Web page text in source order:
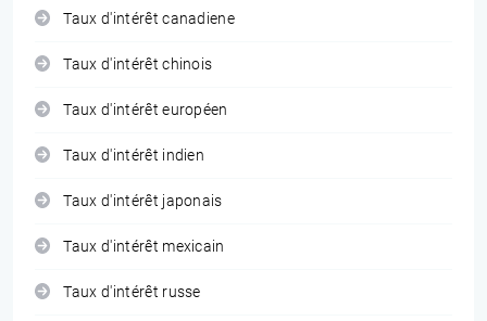
Taux d'intérêt canadiene
Taux d'intérêt chinois
Taux d'intérêt européen
Taux d'intérêt indien
Taux d'intérêt japonais
Taux d'intérêt mexicain
Taux d'intérêt russe